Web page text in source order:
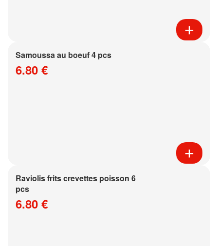
Samoussa au boeuf 4 pcs
6.80 €
Raviolis frits crevettes poisson 6
pcs
6.80 €